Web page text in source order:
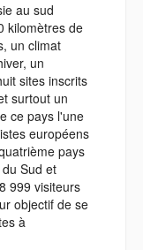
au sud
kilomètres de
un climat
un
sites inscrits
surtout un
ce pays l'une
européens
pays
Sud et
999 visiteurs
objectif de se
à